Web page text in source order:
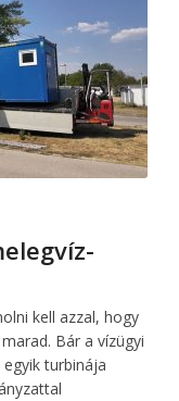
kell azzal, hogy
Bár a vízügyi
turbinája